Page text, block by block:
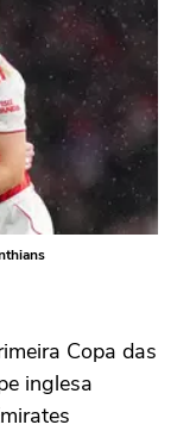
Copa das
inglesa